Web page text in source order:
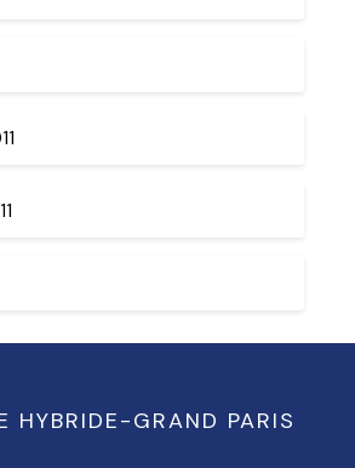
HYBRIDE-GRAND PARIS